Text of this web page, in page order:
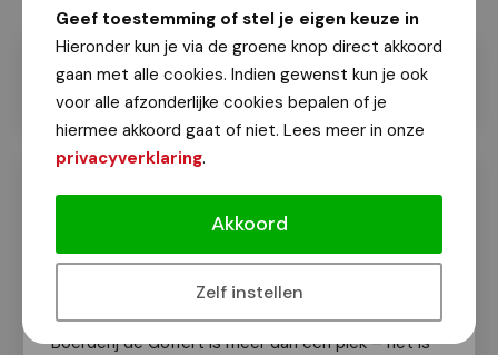
Geef toestemming of stel je eigen keuze in
Hieronder kun je via de groene knop direct akkoord
gaan met alle cookies. Indien gewenst kun je ook
voor alle afzonderlijke cookies bepalen of je
hiermee akkoord gaat of niet. Lees meer in onze
privacyverklaring.
Akkoord
Zelf instellen
Herstelwerk BuurtBoerderij de
Goffert: help je mee?
Van onze redactie
Boerderij de Goffert is meer dan een plek – het is